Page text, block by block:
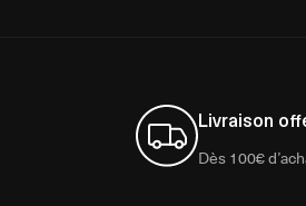
Livraison
Dès 100€